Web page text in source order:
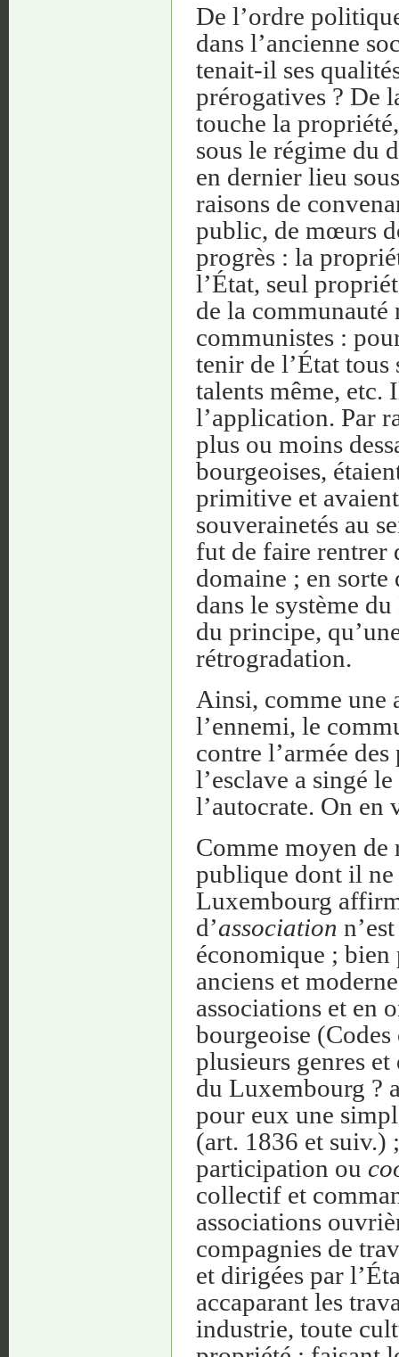
De l’ordre
dans l’ancienne
tenait-il ses
prérogatives ? De
touche la
sous le régime du
en dernier lieu
raisons de
public, de mœurs
progrès : la
l’État, seul
de la
communistes :
tenir de l’État tous
talents même, etc.
l’application. Par
plus ou moins
bourgeoises,
primitive et
souverainetés au
fut de faire rentrer
domaine ; en
dans le système
du principe,
rétrogradation.
Ainsi, comme une
l’ennemi, le
contre l’armée
l’esclave a singé
l’autocrate. On en
Comme moyen de
publique dont il ne
Luxembourg
d’association
économique ;
anciens et
associations et en
bourgeoise
plusieurs genres
du Luxembourg ?
pour eux une
(art. 1836 et suiv.)
participation ou
collectif et
associations
compagnies de
et dirigées par
accaparant les
industrie, toute